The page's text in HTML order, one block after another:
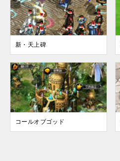
新・天上碑
コールオブゴッド